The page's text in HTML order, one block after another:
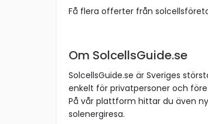
Få flera offerter från
Om SolcellsGuide.se
SolcellsGuide.se är Sveriges
enkelt för privatpersoner och
På vår plattform hittar du även
solenergiresa.